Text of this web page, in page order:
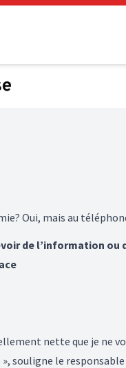
Oui, mais au
de l’information
nette que je ne
souligne le responsable